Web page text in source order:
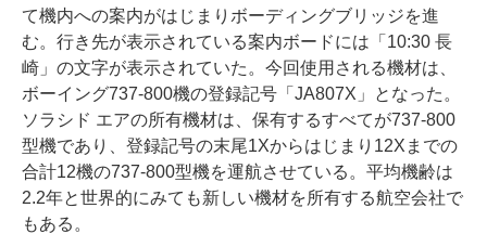
て機内への案内がはじまりボーディングブリッジを進
む。行き先が表示されている案内ボードには「10:30 長
崎」の文字が表示されていた。今回使用される機材は、
ボーイング737-800機の登録記号「JA807X」となった。
ソラシド エアの所有機材は、保有するすべてが737-800
型機であり、登録記号の末尾1Xからはじまり12Xまでの
合計12機の737-800型機を運航させている。平均機齢は
2.2年と世界的にみても新しい機材を所有する航空会社で
もある。